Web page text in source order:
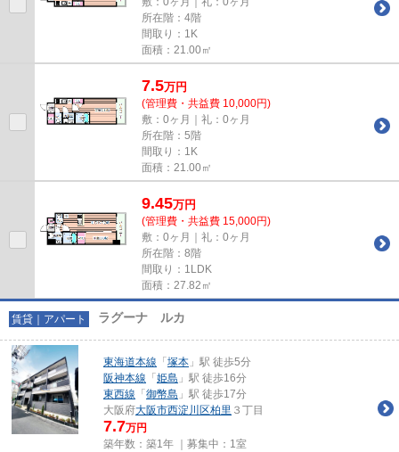
所在階：4階
間取り：1K
面積：21.00㎡
7.5万円
(管理費・共益費 10,000円)
敷：0ヶ月｜礼：0ヶ月
所在階：5階
間取り：1K
面積：21.00㎡
9.45万円
(管理費・共益費 15,000円)
敷：0ヶ月｜礼：0ヶ月
所在階：8階
間取り：1LDK
面積：27.82㎡
賃貸｜アパート ラグーナ ルカ
東海道本線 「 塚本 」駅 徒歩5分
阪神本線 「 姫島 」駅 徒歩16分
東西線 「 御幣島 」駅 徒歩17分
大阪府大阪市西淀川区柏里 ３丁目
7.7万円
築年数：築1年 ｜募集中： 1室